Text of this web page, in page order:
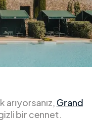
arıyorsanız, Grand
bir cennet.